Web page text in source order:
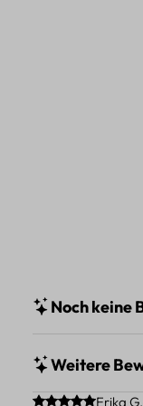
Noch keine
Weitere
Durchschnittliche
Erika G.